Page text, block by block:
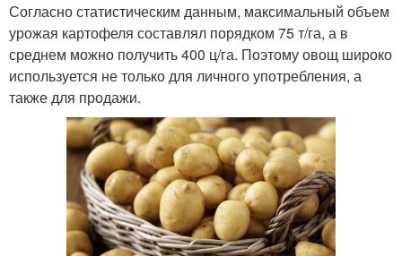
Согласно статистическим данным, максимальный объем
урожая картофеля составлял порядком 75 т/га, а в
среднем можно получить 400 ц/га. Поэтому овощ широко
используется не только для личного употребления, а
также для продажи.